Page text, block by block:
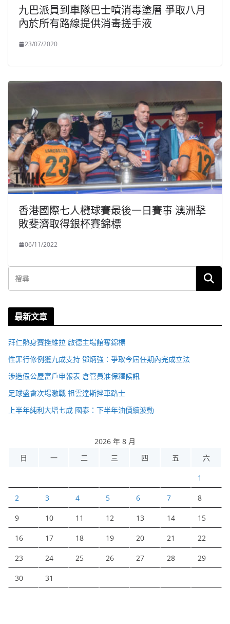
九巴派員到車隊巴士噴消毒塗層 爭取八月
內於所有路線提供消毒搓手液
23/07/2020
香港國際七人欖球賽最後一日賽事 澳洲擊
敗斐濟取得銀杯賽錦標
06/11/2022
最新文章
拜仁熱身賽挫維拉 啟德主場館奪錦標
性罪行修例獲九成支持 鄧炳強：爭取今屆任期內完成立法
涉造假公屋富戶申報表 倉管員准保釋候訊
足球盛會次場激戰 祖雲達斯挫車路士
上半年純利大增七成 國泰：下半年油價續波動
2026 年 8 月
日
一 二 三 四 五 六
1
2 3 4 5 6 7 8
9 10 11 12 13 14 15
16 17 18 19 20 21 22
23 24 25 26 27 28 29
30 31